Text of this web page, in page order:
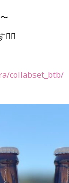
🙇‍♀️
collabset_btb/